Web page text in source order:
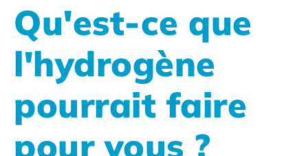
Qu'est-ce que
l'hydrogène
pourrait faire
pour vous ?